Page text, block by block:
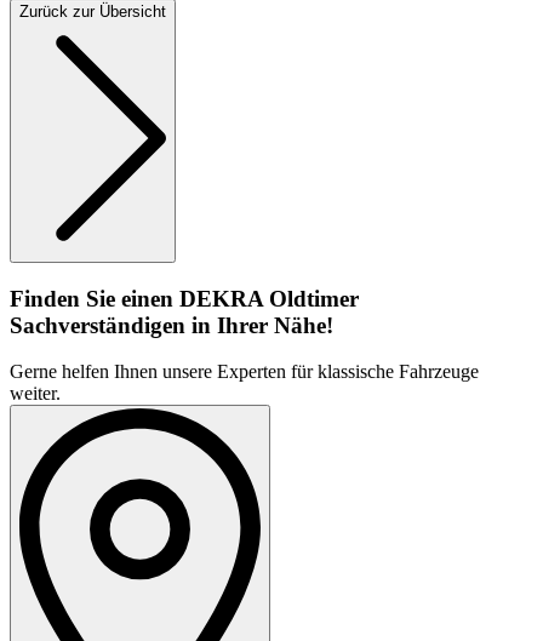
Zurück zur Übersicht
Finden Sie einen DEKRA Oldtimer
Sachverständigen in Ihrer Nähe!
Gerne helfen Ihnen unsere Experten für klassische Fahrzeuge
weiter.